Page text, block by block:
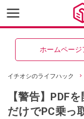
ホームページ
イチオシのライフハック
【警告】PDF
だけでPC乗っ